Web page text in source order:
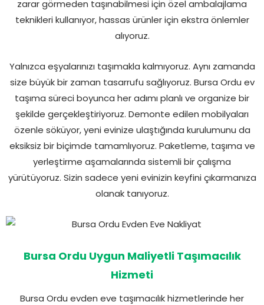
zarar görmeden taşınabilmesi için özel ambalajlama
teknikleri kullanıyor, hassas ürünler için ekstra önlemler
alıyoruz.
Yalnızca eşyalarınızı taşımakla kalmıyoruz. Aynı zamanda
size büyük bir zaman tasarrufu sağlıyoruz. Bursa Ordu ev
taşıma süreci boyunca her adımı planlı ve organize bir
şekilde gerçekleştiriyoruz. Demonte edilen mobilyaları
özenle söküyor, yeni evinize ulaştığında kurulumunu da
eksiksiz bir biçimde tamamlıyoruz. Paketleme, taşıma ve
yerleştirme aşamalarında sistemli bir çalışma
yürütüyoruz. Sizin sadece yeni evinizin keyfini çıkarmanıza
olanak tanıyoruz.
Bursa Ordu Uygun Maliyetli Taşımacılık
Hizmeti
Bursa Ordu evden eve taşımacılık hizmetlerinde her